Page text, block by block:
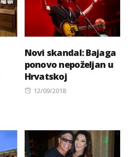
Novi skandal: Bajaga
ponovo nepoželjan u
Hrvatskoj
Posted
12/09/2018